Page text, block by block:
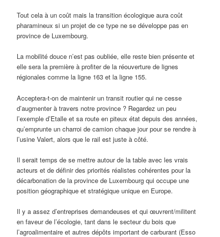
Tout cela à un coût mais la transition écologique aura coût
pharamineux si un projet de ce type ne se développe pas en
province de Luxembourg.
La mobilité douce n’est pas oubliée, elle reste bien présente et
elle sera la première à profiter de la réouverture de lignes
régionales comme la ligne 163 et la ligne 155.
Acceptera-t-on de maintenir un transit routier qui ne cesse
d’augmenter à travers notre province ? Regardez un peu
l’exemple d’Etalle et sa route en piteux état depuis des années,
qu’emprunte un charroi de camion chaque jour pour se rendre à
l’usine Valert, alors que le rail est juste à côté.
Il serait temps de se mettre autour de la table avec les vrais
acteurs et de définir des priorités réalistes cohérentes pour la
décarbonation de la province de Luxembourg qui occupe une
position géographique et stratégique unique en Europe.
Il y a assez d’entreprises demandeuses et qui œuvrent/militent
en faveur de l’écologie, tant dans le secteur du bois que
l’agroalimentaire et autres dépôts important de carburant (Esso